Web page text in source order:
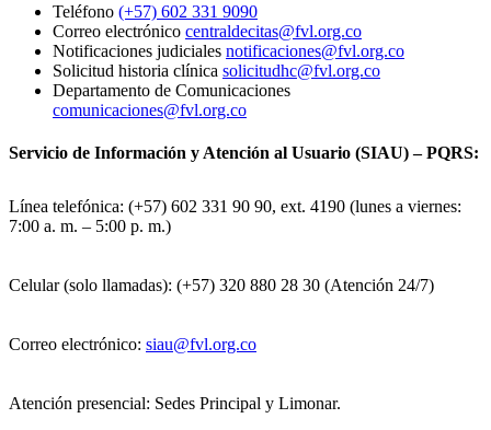
Teléfono (+57) 602 331 9090
Correo electrónico centraldecitas@fvl.org.co
Notificaciones judiciales notificaciones@fvl.org.co
Solicitud historia clínica solicitudhc@fvl.org.co
Departamento de Comunicaciones
comunicaciones@fvl.org.co
Servicio de Información y Atención al Usuario (SIAU) – PQRS:
Línea telefónica: (+57) 602 331 90 90, ext. 4190 (lunes a viernes:
7:00 a. m. – 5:00 p. m.)
Celular (solo llamadas): (+57) 320 880 28 30 (Atención 24/7)
Correo electrónico: siau@fvl.org.co
Atención presencial: Sedes Principal y Limonar.